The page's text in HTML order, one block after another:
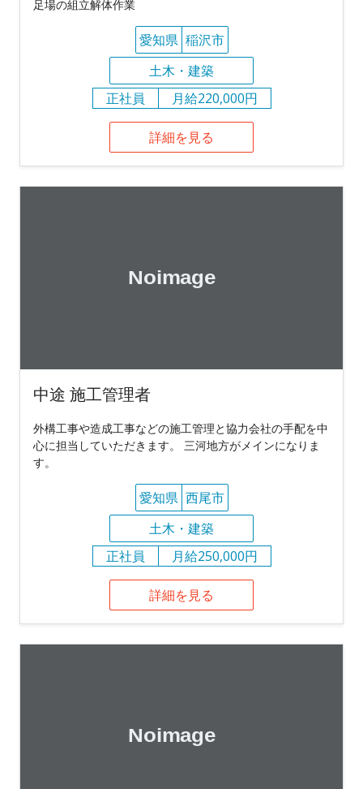
足場の組立解体作業
愛知県 稲沢市
土木・建築
正社員
月給220,000円
詳細を見る
中途 施工管理者
外構工事や造成工事などの施工管理と協力会社の手配を中
心に担当していただきます。 三河地方がメインになりま
す。
愛知県 西尾市
土木・建築
正社員
月給250,000円
詳細を見る